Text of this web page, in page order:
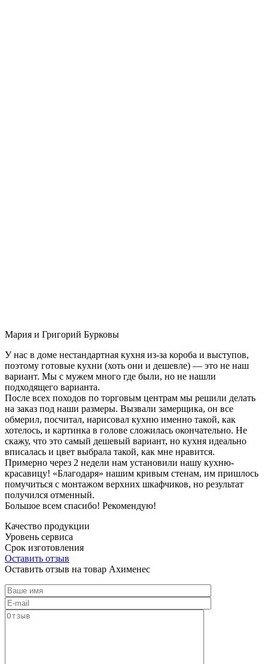
Мария и Григорий Бурковы
У нас в доме нестандартная кухня из-за короба и выступов,
поэтому готовые кухни (хоть они и дешевле) — это не наш
вариант. Мы с мужем много где были, но не нашли
подходящего варианта.
После всех походов по торговым центрам мы решили делать
на заказ под наши размеры. Вызвали замерщика, он все
обмерил, посчитал, нарисовал кухню именно такой, как
хотелось, и картинка в голове сложилась окончательно. Не
скажу, что это самый дешевый вариант, но кухня идеально
вписалась и цвет выбрала такой, как мне нравится.
Примерно через 2 недели нам установили нашу кухню-
красавицу! «Благодаря» нашим кривым стенам, им пришлось
помучиться с монтажом верхних шкафчиков, но результат
получился отменный.
Большое всем спасибо! Рекомендую!
Качество продукции
Уровень сервиса
Срок изготовления
Оставить отзыв
Оставить отзыв на товар Ахименес